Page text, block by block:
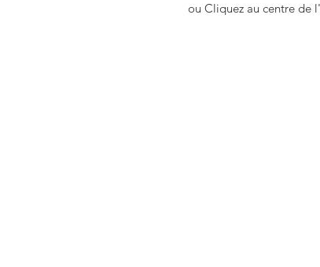
ou Cliquez au centre de